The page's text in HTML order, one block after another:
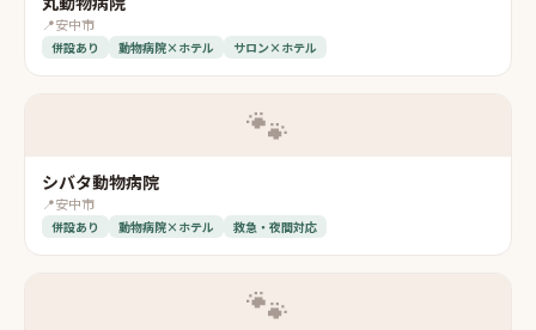
📍安中市
併設あり 動物病院×ホテル サロン×ホテル
🐾
シバタ動物病院
📍安中市
併設あり 動物病院×ホテル 救急・夜間対応
🐾